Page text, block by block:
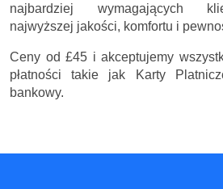
najbardziej wymagających
najwyższej jakości, komfortu i
Ceny od £45 i akceptujemy
płatności takie jak Karty
bankowy.